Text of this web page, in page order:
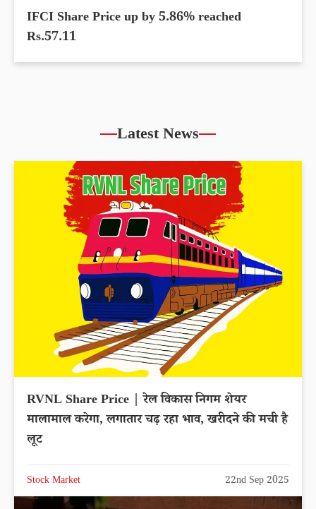
IFCI Share Price up by 5.86% reached
Rs.57.11
Latest News
RVNL Share Price | रेल विकास निगम शेयर
मालामाल करेगा, लगातार चढ़ रहा भाव, खरीदने की मची है
लूट
Stock Market 22nd Sep 2025